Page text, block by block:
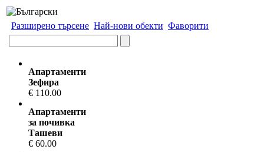
Разширено търсене Най-нови обекти Фаворити
Апартаменти
Зефира
€ 110.00
Апартаменти
за почивка
Ташеви
€ 60.00